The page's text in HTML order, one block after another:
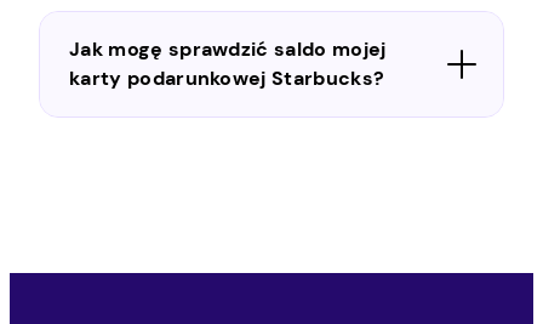
Jak mogę sprawdzić saldo mojej
karty podarunkowej Starbucks?